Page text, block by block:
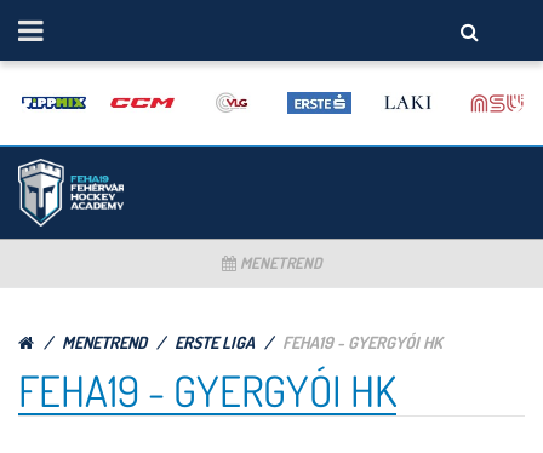
MENETREND
MENETREND ERSTE LIGA FEHA19 - GYERGYÓI HK
FEHA19 - GYERGYÓI HK